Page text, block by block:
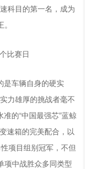
科目的第一名，成为
是车辆自身的硬实
力雄厚的挑战者毫不
的“中国最强芯”蓝鲸
速箱的完美配合，以
项目组别冠军，不但
项中战胜众多同类型